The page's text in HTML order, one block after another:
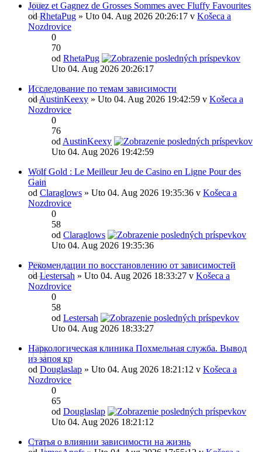
Jouez et Gagnez de Grosses Sommes avec Fluffy Favourites
odRhetaPug » Uto 04. Aug 2026 20:26:17 v Košeca a
Nozdrovice
0
70
od RhetaPug
Uto 04. Aug 2026 20:26:17
Исследование по темам зависимости
odAustinKeexy » Uto 04. Aug 2026 19:42:59 v Košeca a
Nozdrovice
0
76
od AustinKeexy
Uto 04. Aug 2026 19:42:59
Wolf Gold : Le Meilleur Jeu de Casino en Ligne Pour des
Gain
od Claraglows » Uto 04. Aug 2026 19:35:36 v Košeca a
Nozdrovice
0
58
od Claraglows
Uto 04. Aug 2026 19:35:36
Рекомендации по восстановлению от зависимостей
odLestersah » Uto 04. Aug 2026 18:33:27 v Košeca a
Nozdrovice
0
58
od Lestersah
Uto 04. Aug 2026 18:33:27
Наркологическая клиника Похмельная служба. Вывод
из запоя кр
od Douglaslap » Uto 04. Aug 2026 18:21:12 v Košeca a
Nozdrovice
0
65
od Douglaslap
Uto 04. Aug 2026 18:21:12
Статья о влиянии зависимости на жизнь